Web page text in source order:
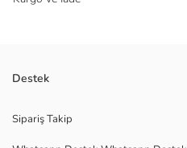
Ana Kumaş:
Satıcı:
Destek
Sipariş Takip